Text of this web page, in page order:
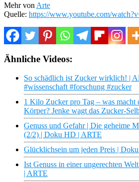
Mehr von Arte
Quelle: https://www.youtube.com/
Ähnliche Videos:
So schädlich ist Zucker wirklich! |
#wissenschaft #forschung #zucker
1 Kilo Zucker pro Tag – was macht
Körper? Jenke wagt das Zucker-
Genuss und Gefahr | Die geheime
(2/2) | Doku HD | ARTE
Glücklichsein um jeden Preis |
Ist Genuss in einer ungerechten
| ARTE